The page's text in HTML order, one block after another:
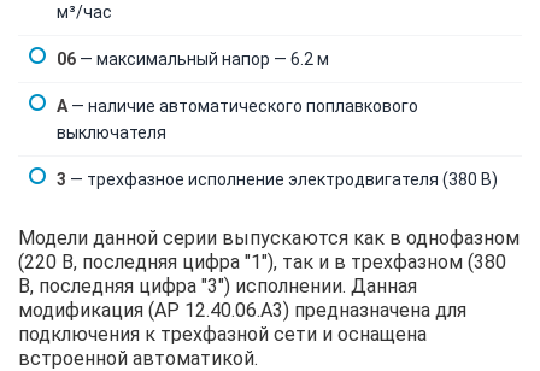
м³/час
06 — максимальный напор — 6.2 м
A — наличие автоматического поплавкового
выключателя
3 — трехфазное исполнение электродвигателя (380 В)
Модели данной серии выпускаются как в однофазном
(220 В, последняя цифра "1"), так и в трехфазном (380
В, последняя цифра "3") исполнении. Данная
модификация (AP 12.40.06.A3) предназначена для
подключения к трехфазной сети и оснащена
встроенной автоматикой.